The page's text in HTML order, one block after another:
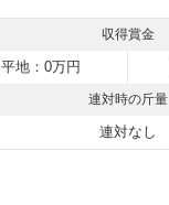
収得賞金
平地：0万円
連対時の斤量
連対なし